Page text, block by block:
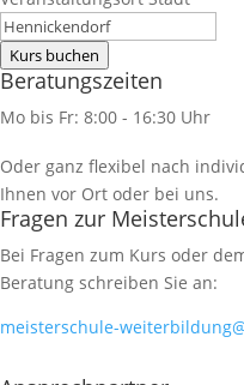
Kurs buchen
Beratungszeiten
Mo bis Fr: 8:00 - 16:30 Uhr
Oder ganz flexibel nach
Ihnen vor Ort oder bei uns.
Fragen zur
Bei Fragen zum Kurs oder
Beratung schreiben Sie an:
meisterschule-